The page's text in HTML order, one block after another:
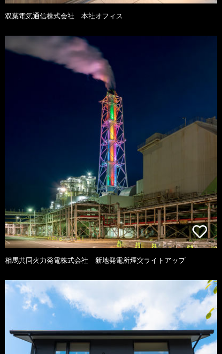
双葉電気通信株式会社 本社オフィス
相馬共同火力発電株式会社 新地発電所煙突ライトアップ